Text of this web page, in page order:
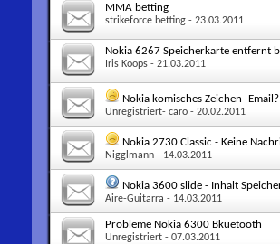
MMA betting
strikeforce betting - 23.03.2011
Nokia 6267 Speicherkarte entfernt
Iris Koops - 21.03.2011
Nokia komisches Zeichen- Email?
Unregistriert- caro - 20.02.2011
Nokia 2730 Classic - Keine
Nigglmann - 14.03.2011
Nokia 3600 slide - Inhalt
Aire-Guitarra - 14.03.2011
Probleme Nokia 6300 Bkuetooth
Unregistriert - 07.03.2011